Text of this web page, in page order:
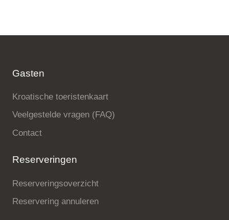
Gasten
Kroatische toeristenkaart
Veelgestelde vragen (FAQ)
Contact
Reserveringen
Reserveringsoverzicht
Reservering annuleren